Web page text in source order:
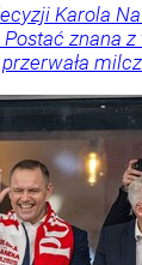
Karola
Postać znana